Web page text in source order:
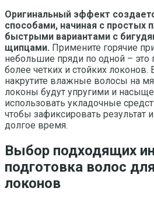
Оригинальный эффект
способами, начиная с простых
быстрыми вариантами с
щипцами. Примените горячие
небольшие пряди по одной – это
более четких и стойких
накрутите влажные волосы на
локоны будут упругими и
использовать укладочные
чтобы зафиксировать результат
долгое время.
Выбор подходящих
подготовка волос
локонов